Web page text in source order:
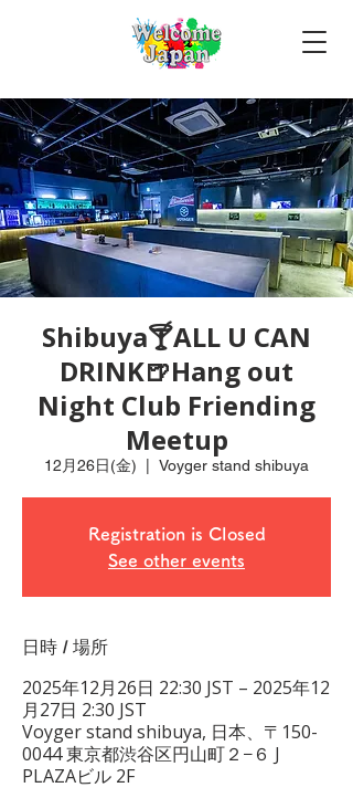
Shibuya🍸ALL U CAN
DRINK🍺Hang out
Night Club Friending
Meetup
12月26日(金) Voyger stand shibuya
Registration is Closed
See other events
日時 / 場所
2025年12月26日 22:30 JST – 2025年12
月27日 2:30 JST
Voyger stand shibuya, 日本、〒150-
0044 東京都渋谷区円山町２−６ J
PLAZAビル 2F